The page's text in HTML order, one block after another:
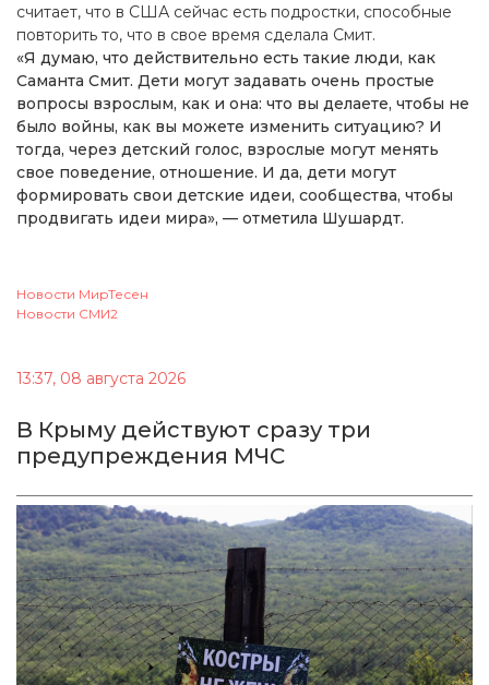
считает, что в США сейчас есть подростки, способные
повторить то, что в свое время сделала Смит.
«Я думаю, что действительно есть такие люди, как
Саманта Смит. Дети могут задавать очень простые
вопросы взрослым, как и она: что вы делаете, чтобы не
было войны, как вы можете изменить ситуацию? И
тогда, через детский голос, взрослые могут менять
свое поведение, отношение. И да, дети могут
формировать свои детские идеи, сообщества, чтобы
продвигать идеи мира», — отметила Шушардт.
Новости МирТесен
Новости СМИ2
13:37, 08 августа 2026
В Крыму действуют сразу три
предупреждения МЧС